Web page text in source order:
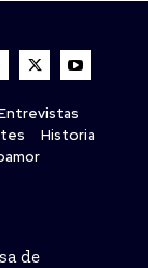
Historia
de